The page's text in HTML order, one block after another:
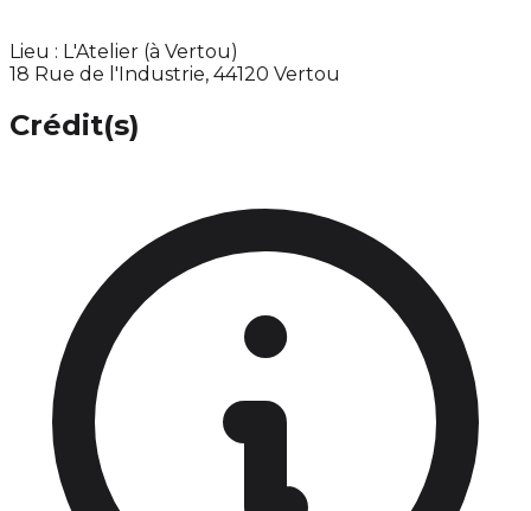
Lieu : L'Atelier (à Vertou)
18 Rue de l'Industrie, 44120 Vertou
Crédit(s)